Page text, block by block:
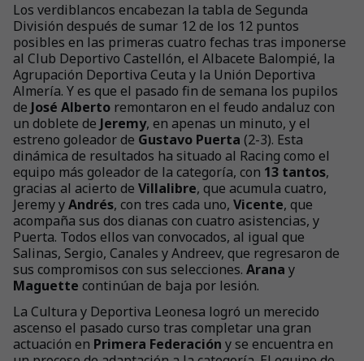
Los verdiblancos encabezan la tabla de Segunda
División después de sumar 12 de los 12 puntos
posibles en las primeras cuatro fechas tras imponerse
al Club Deportivo Castellón, el Albacete Balompié, la
Agrupación Deportiva Ceuta y la Unión Deportiva
Almería. Y es que el pasado fin de semana los pupilos
de José Alberto remontaron en el feudo andaluz con
un doblete de Jeremy, en apenas un minuto, y el
estreno goleador de Gustavo Puerta (2-3). Esta
dinámica de resultados ha situado al Racing como el
equipo más goleador de la categoría, con 13 tantos,
gracias al acierto de Villalibre, que acumula cuatro,
Jeremy yAndrés, con tres cada uno, Vicente, que
acompaña sus dos dianas con cuatro asistencias, y
Puerta. Todos ellos van convocados, al igual que
Salinas, Sergio, Canales y Andreev, que regresaron de
sus compromisos con sus selecciones. Arana y
Maguette continúan de baja por lesión.
La Cultura y Deportiva Leonesa logró un merecido
ascenso el pasado curso tras completar una gran
actuación en Primera Federación y se encuentra en